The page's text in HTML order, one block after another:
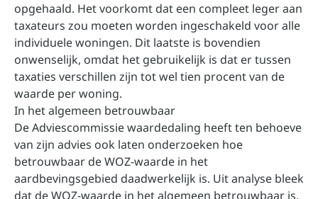
opgehaald. Het voorkomt dat een compleet leger aan
taxateurs zou moeten worden ingeschakeld voor alle
individuele woningen. Dit laatste is bovendien
onwenselijk, omdat het gebruikelijk is dat er tussen
taxaties verschillen zijn tot wel tien procent van de
waarde per woning.
In het algemeen betrouwbaar
De Adviescommissie waardedaling heeft ten behoeve
van zijn advies ook laten onderzoeken hoe
betrouwbaar de WOZ-waarde in het
aardbevingsgebied daadwerkelijk is. Uit analyse bleek
dat de WOZ-waarde in het algemeen betrouwbaar is.